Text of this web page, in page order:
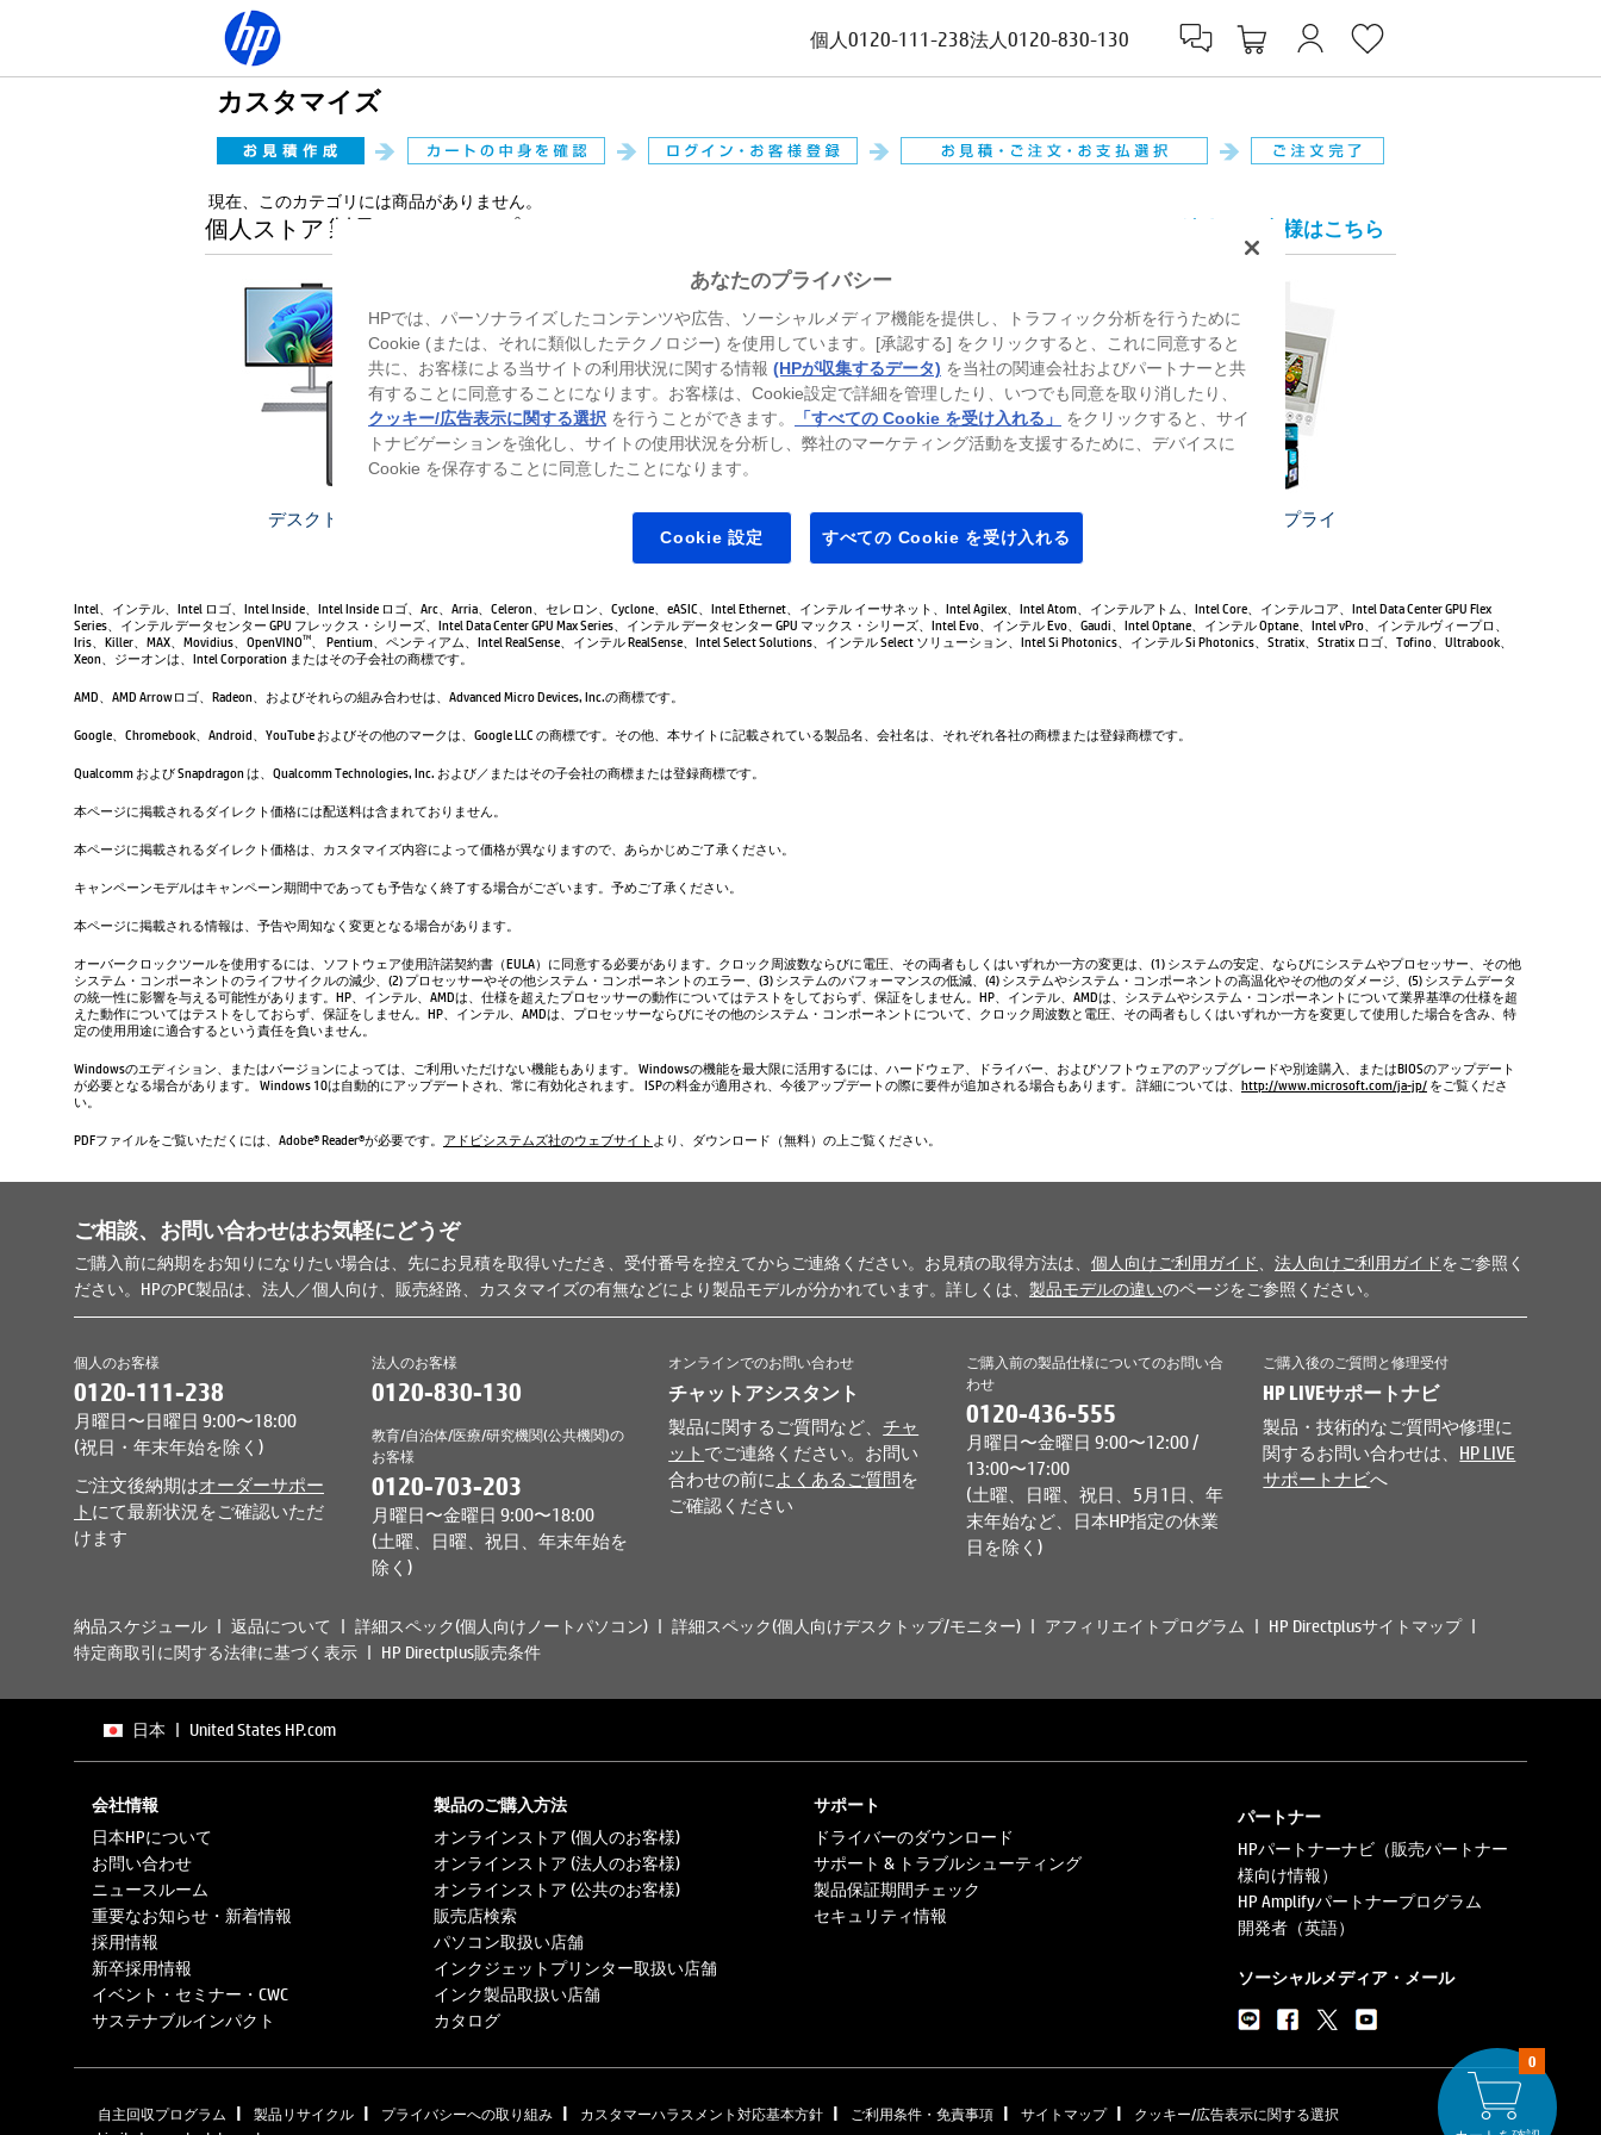
個人 0120-111-238法人 0120-830-130
カスタマイズ
現在、このカテゴリには商品がありません。
0
個人ストア 製品ラインアップ 法人のお客様はこちら
デスクトップ ゲーミングパソコン プリンター プリンターサプライ
Intel、インテル、Intel ロゴ、Intel Inside、Intel Inside ロゴ、Arc、Arria、Celeron、セレロン、Cyclone、eASIC、Intel Ethernet、インテル イーサネット、Intel Agilex、Intel Atom、インテルアトム、Intel Core、インテルコア、Intel Data Center GPU Flex
Series、インテル データセンター GPU フレックス・シリーズ、Intel Data Center GPU Max Series、インテル データセンター GPU マックス・シリーズ、Intel Evo、インテル Evo、Gaudi、Intel Optane、インテル Optane、Intel vPro、インテルヴィープロ、
Iris、Killer、MAX、Movidius、OpenVINOTM
、 Pentium、ペンティアム、Intel RealSense、インテル RealSense、Intel Select Solutions、インテル Select ソリューション、Intel Si Photonics、インテル Si Photonics、Stratix、Stratix ロゴ、Tofino、Ultrabook、
Xeon、ジーオンは、Intel Corporation またはその子会社の商標です。
AMD、AMD Arrowロゴ、Radeon、およびそれらの組み合わせは、Advanced Micro Devices, Inc.の商標です。
Google、Chromebook、Android、YouTube およびその他のマークは、Google LLC の商標です。その他、本サイトに記載されている製品名、会社名は、それぞれ各社の商標または登録商標です。
Qualcomm および Snapdragon は、Qualcomm Technologies, Inc. および／またはその子会社の商標または登録商標です。
本ページに掲載されるダイレクト価格には配送料は含まれておりません。
本ページに掲載されるダイレクト価格は、カスタマイズ内容によって価格が異なりますので、あらかじめご了承ください。
キャンペーンモデルはキャンペーン期間中であっても予告なく終了する場合がございます。予めご了承ください。
本ページに掲載される情報は、予告や周知なく変更となる場合があります。
オーバークロックツールを使用するには、ソフトウェア使用許諾契約書（EULA）に同意する必要があります。クロック周波数ならびに電圧、その両者もしくはいずれか一方の変更は、(1) システムの安定、ならびにシステムやプロセッサー、その他
システム・コンポーネントのライフサイクルの減少、(2) プロセッサーやその他システム・コンポーネントのエラー、(3) システムのパフォーマンスの低減、(4) システムやシステム・コンポーネントの高温化やその他のダメージ、(5) システムデータ
の統一性に影響を与える可能性があります。HP、インテル、AMDは、仕様を超えたプロセッサーの動作についてはテストをしておらず、保証をしません。HP、インテル、AMDは、システムやシステム・コンポーネントについて業界基準の仕様を超
えた動作についてはテストをしておらず、保証をしません。HP、インテル、AMDは、プロセッサーならびにその他のシステム・コンポーネントについて、クロック周波数と電圧、その両者もしくはいずれか一方を変更して使用した場合を含み、特
定の使用用途に適合するという責任を負いません。
Windowsのエディション、またはバージョンによっては、ご利用いただけない機能もあります。 Windowsの機能を最大限に活用するには、ハードウェア、ドライバー、およびソフトウェアのアップグレードや別途購入、またはBIOSのアップデート
が必要となる場合があります。 Windows 10は自動的にアップデートされ、常に有効化されます。 ISPの料金が適用され、今後アップデートの際に要件が追加される場合もあります。 詳細については、 http://www.microsoft.com/ja-jp/ をご覧くださ
い。
PDFファイルをご覧いただくには、Adobe® Reader®が必要です。 アドビシステムズ社のウェブサイト より、ダウンロード（無料）の上ご覧ください。
ご相談、お問い合わせはお気軽にどうぞ
ご購入前に納期をお知りになりたい場合は、先にお見積を取得いただき、受付番号を控えてからご連絡ください。お見積の取得方法は、 個人向けご利用ガイド 法人向けご利用ガイドをご参照く
ださい。HPのPC製品は、法人／個人向け、販売経路、カスタマイズの有無などにより製品モデルが分かれています。詳しくは、 製品モデルの違いのページをご参照ください。
個人のお客様
0120-111-238
月曜日〜日曜日 9:00〜18:00
(祝日・年末年始を除く)
ご注文後納期はオーダーサポー
ト にて最新状況をご確認いただ
けます
法人のお客様
0120-830-130
教育/自治体/医療/研究機関(公共機関)の
お客様
0120-703-203
月曜日〜金曜日 9:00〜18:00
(土曜、日曜、祝日、年末年始を
除く)
オンラインでのお問い合わせ
チャットアシスタント
製品に関するご質問など、チャ
ット でご連絡ください。お問い
合わせの前に よくあるご質問を
ご確認ください
ご購入前の製品仕様についてのお問い合
わせ
0120-436-555
月曜日〜金曜日 9:00〜12:00 /
13:00〜17:00
(土曜、日曜、祝日、5月1日、年
末年始など、日本HP指定の休業
日を除く)
ご購入後のご質問と修理受付
HP LIVEサポートナビ
製品・技術的なご質問や修理に
関するお問い合わせは、 HP LIVE
サポートナビへ
納品スケジュール 返品について 詳細スペック(個人向けノートパソコン) 詳細スペック(個人向けデスクトップ/モニター) アフィリエイトプログラム
HP Directplusサイトマップ
特定商取引に関する法律に基づく表示
HP Directplus販売条件
日本 | United States HP.com
会社情報
日本HPについて
お問い合わせ
ニュースルーム
重要なお知らせ・新着情報
採用情報
新卒採用情報
イベント・セミナー・CWC
サステナブルインパクト
製品のご購入方法
オンラインストア (個人のお客様)
オンラインストア (法人のお客様)
オンラインストア (公共のお客様)
販売店検索
パソコン取扱い店舗
インクジェットプリンター取扱い店舗
インク製品取扱い店舗
カタログ
サポート
ドライバーのダウンロード
サポート & トラブルシューティング
製品保証期間チェック
セキュリティ情報
パートナー
HPパートナーナビ（販売パートナー
様向け情報）
HP Amplifyパートナープログラム
開発者（英語）
ソーシャルメディア・メール
自主回収プログラム | 製品リサイクル | プライバシーへの取り組み | カスタマーハラスメント対応基本方針 | ご利用条件・免責事項 | サイトマップ |
クッキー/広告表示に関する選択
あなたのプライバシー
HPでは、パーソナライズしたコンテンツや広告、ソーシャルメディア機能を提供し、トラフィック分析を行うために
Cookie (または、それに類似したテクノロジー) を使用しています。[承認する] をクリックすると、これに同意すると
共に、お客様による当サイトの利用状況に関する情報 (HPが収集するデータ) を当社の関連会社およびパートナーと共
有することに同意することになります。お客様は、Cookie設定で詳細を管理したり、いつでも同意を取り消したり、
クッキー/広告表示に関する選択 を行うことができます。 「すべての Cookie を受け入れる」
をクリックすると、サイ
トナビゲーションを強化し、サイトの使用状況を分析し、弊社のマーケティング活動を支援するために、デバイスに
Cookie を保存することに同意したことになります。
Cookie 設定 すべての Cookie を受け入れる